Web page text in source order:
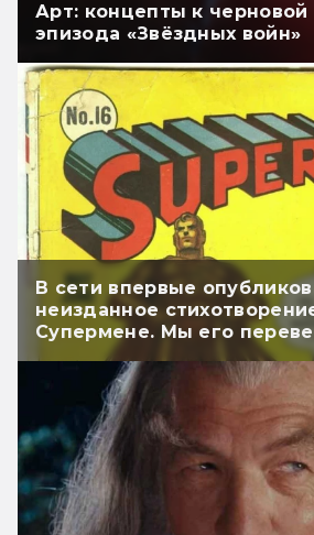
Арт: концепты к черновой
эпизода «Звёздных войн»
В сети впервые
неизданное
Супермене. Мы его